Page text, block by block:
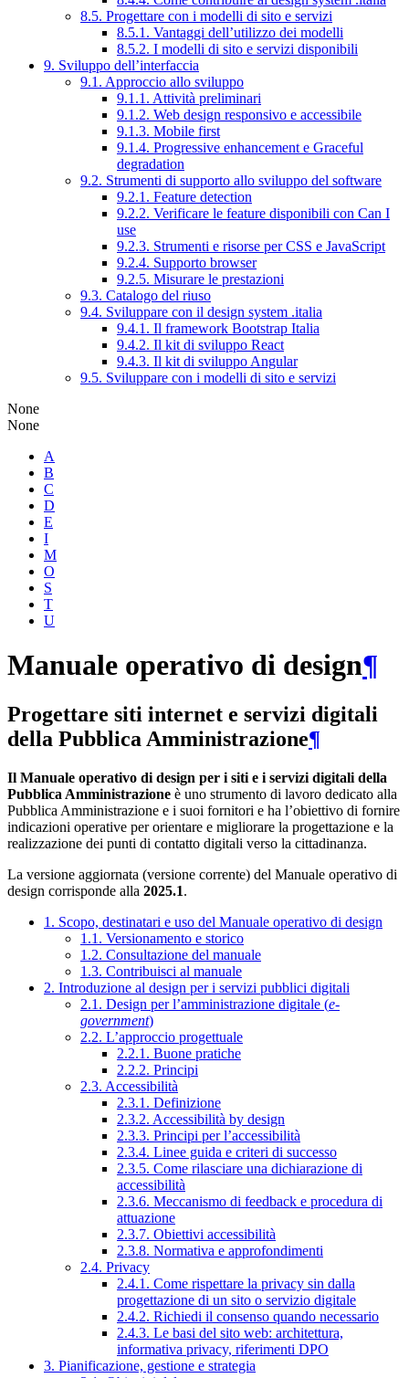
8.5. Progettare con i modelli di sito e servizi
8.5.1. Vantaggi dell’utilizzo dei modelli
8.5.2. I modelli di sito e servizi disponibili
9. Sviluppo dell’interfaccia
9.1. Approccio allo sviluppo
9.1.1. Attività preliminari
9.1.2. Web design responsivo e accessibile
9.1.3. Mobile first
9.1.4. Progressive enhancement e Graceful
degradation
9.2. Strumenti di supporto allo sviluppo del software
9.2.1. Feature detection
9.2.2. Verificare le feature disponibili con Can I
use
9.2.3. Strumenti e risorse per CSS e JavaScript
9.2.4. Supporto browser
9.2.5. Misurare le prestazioni
9.3. Catalogo del riuso
9.4. Sviluppare con il design system .italia
9.4.1. Il framework Bootstrap Italia
9.4.2. Il kit di sviluppo React
9.4.3. Il kit di sviluppo Angular
9.5. Sviluppare con i modelli di sito e servizi
None
None
A
B
C
D
E
I
M
O
S
T
U
Manuale operativo di design¶
Progettare siti internet e servizi digitali
della Pubblica Amministrazione¶
Il Manuale operativo di design per i siti e i servizi digitali della
Pubblica Amministrazione è uno strumento di lavoro dedicato alla
Pubblica Amministrazione e i suoi fornitori e ha l’obiettivo di fornire
indicazioni operative per orientare e migliorare la progettazione e la
realizzazione dei punti di contatto digitali verso la cittadinanza.
La versione aggiornata (versione corrente) del Manuale operativo di
design corrisponde alla 2025.1.
1. Scopo, destinatari e uso del Manuale operativo di design
1.1. Versionamento e storico
1.2. Consultazione del manuale
1.3. Contribuisci al manuale
2. Introduzione al design per i servizi pubblici digitali
2.1. Design per l’amministrazione digitale (e-
government)
2.2. L’approccio progettuale
2.2.1. Buone pratiche
2.2.2. Principi
2.3. Accessibilità
2.3.1. Definizione
2.3.2. Accessibilità by design
2.3.3. Principi per l’accessibilità
2.3.4. Linee guida e criteri di successo
2.3.5. Come rilasciare una dichiarazione di
accessibilità
2.3.6. Meccanismo di feedback e procedura di
attuazione
2.3.7. Obiettivi accessibilità
2.3.8. Normativa e approfondimenti
2.4. Privacy
2.4.1. Come rispettare la privacy sin dalla
progettazione di un sito o servizio digitale
2.4.2. Richiedi il consenso quando necessario
2.4.3. Le basi del sito web: architettura,
informativa privacy, riferimenti DPO
3. Pianificazione, gestione e strategia